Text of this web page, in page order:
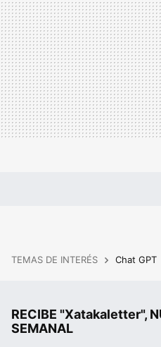
TEMAS DE INTERÉS Chat GPT
RECIBE "Xatakaletter",
SEMANAL